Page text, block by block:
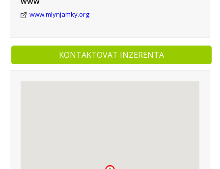
www.mlynjamky.org
KONTAKTOVAT INZERENTA